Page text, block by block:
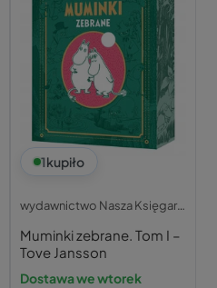
1kupiło
wydawnictwo Nasza Księgarnia
Muminki zebrane. Tom I –
Tove Jansson
Dostawa we wtorek